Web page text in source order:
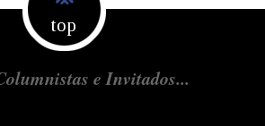
top
e Invitados...